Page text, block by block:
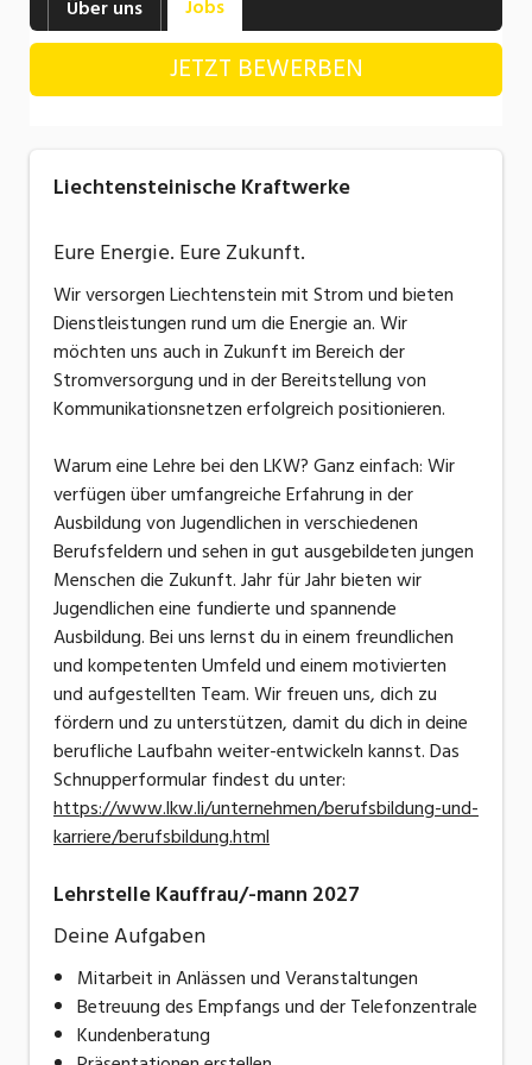
Industrie, Maschinenbau, Anlagenbau,
Produktion
Informatik, Telekommunikation
Körperpflege, Wellness
Marketing, Kommunikation, Medien, Druck
Mechanik, Elektronik, Optik, Textil (Fertigung)
Medizin, Gesundheitswesen, Pflege
Sicherheit, Rettung, Polizei, Zoll
Aussendienst
Über uns Jobs
JETZT BEWERBEN
Liechtensteinische Kraftwerke
Eure Energie. Eure Zukunft.
Wir versorgen Liechtenstein mit Strom und bieten
Dienstleistungen rund um die Energie an. Wir
möchten uns auch in Zukunft im Bereich der
Stromversorgung und in der Bereitstellung von
Kommunikationsnetzen erfolgreich positionieren.
Warum eine Lehre bei den LKW? Ganz einfach: Wir
verfügen über umfangreiche Erfahrung in der
Ausbildung von Jugendlichen in verschiedenen
Berufsfeldern und sehen in gut ausgebildeten jungen
Menschen die Zukunft. Jahr für Jahr bieten wir
Jugendlichen eine fundierte und spannende
Ausbildung. Bei uns lernst du in einem freundlichen
und kompetenten Umfeld und einem motivierten
und aufgestellten Team. Wir freuen uns, dich zu
fördern und zu unterstützen, damit du dich in deine
berufliche Laufbahn weiter-entwickeln kannst. Das
Schnupperformular findest du unter:
https://www.lkw.li/unternehmen/berufsbildung-und-
karriere/berufsbildung.html
Lehrstelle Kauffrau/-mann 2027
Deine Aufgaben
Mitarbeit in Anlässen und Veranstaltungen
Betreuung des Empfangs und der Telefonzentrale
Kundenberatung